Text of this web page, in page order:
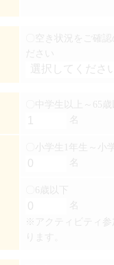
〇空き状況をご確
ださい
〇中学生以上～65歳
名
〇小学生1年生～小
名
〇6歳以下
名
※アクティビティ参